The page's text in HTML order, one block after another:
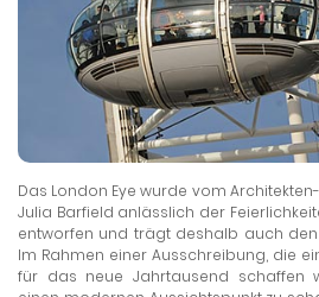
Das London Eye wurde vom
Julia Barfield anlässlich der
entworfen und trägt deshalb auch den
Im Rahmen einer Ausschreibung, die
für das neue Jahrtausend schaffen